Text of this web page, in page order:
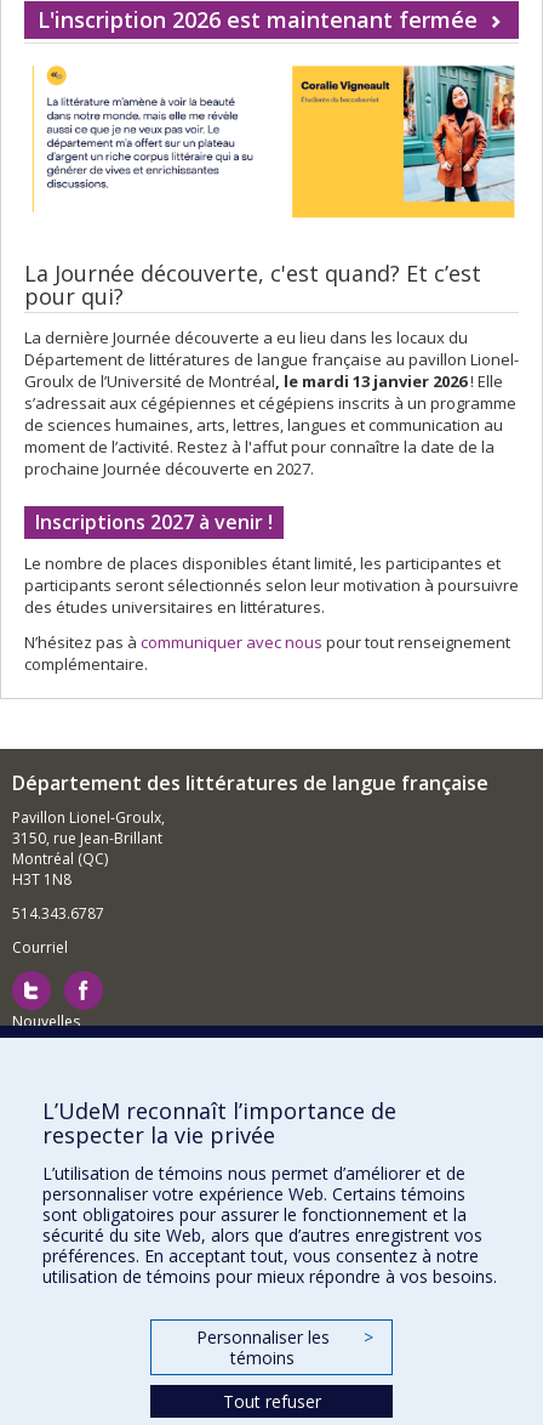
L'inscription 2026 est maintenant fermée
La Journée découverte, c'est quand? Et c’est
pour qui?
La dernière Journée découverte a eu lieu dans les locaux du
Département de littératures de langue française au pavillon Lionel-
Groulx de l’Université de Montréal, le mardi 13 janvier 2026! Elle
s’adressait aux cégépiennes et cégépiens inscrits à un programme
de sciences humaines, arts, lettres, langues et communication au
moment de l’activité. Restez à l'affut pour connaître la date de la
prochaine Journée découverte en 2027.
Inscriptions 2027 à venir !
Le nombre de places disponibles étant limité, les participantes et
participants seront sélectionnés selon leur motivation à poursuivre
des études universitaires en littératures.
N’hésitez pas à communiquer avec nous pour tout renseignement
complémentaire.
Département des littératures de langue française
Pavillon Lionel-Groulx,
3150, rue Jean-Brillant
Montréal (QC)
H3T 1N8
514.343.6787
Courriel
Nouvelles
Comment soutenir le Département?
BESOIN D'AIDE?
Plan du site
Signaler une erreur
Accessibilité
FACULTÉ DES ARTS ET DES SCIENCES
Nos départements et écoles
L’UdeM reconnaît l’importance de
respecter la vie privée
L’utilisation de témoins nous permet d’améliorer et de
personnaliser votre expérience Web. Certains témoins
sont obligatoires pour assurer le fonctionnement et la
sécurité du site Web, alors que d’autres enregistrent vos
préférences. En acceptant tout, vous consentez à notre
utilisation de témoins pour mieux répondre à vos besoins.
Personnaliser les
témoins
>
Tout refuser